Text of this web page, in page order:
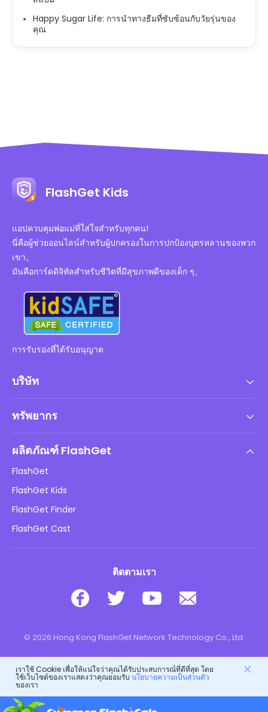
Happy Sugar Life: การนำทางธีมที่ซับซ้อนกับวัยรุ่นของ
คุณ
FlashGet Kids
แอปควบคุมพ่อแม่ที่ใส่ใจสำหรับทุกคน!
นี่คือผู้ช่วยออนไลน์สำหรับผู้ปกครองในการปกป้องบุตรหลานของพวก
เขา。
มันคือการ์ดดิจิทัลสำหรับชีวิตที่มีสุขภาพดีของเด็ก ๆ。
การรับรองที่ได้รับอนุญาต
บริษัท
นโยบาย DMCA
นโยบายความเป็นส่วนตัว
นโยบายการโฆษณา
อย่าขายข้อมูลของฉัน
ทรัพยากร
ความปลอดภัยของเด็กออนไลน์
ดาวน์โหลด
ผลิตภัณฑ์ FlashGet
FlashGet
FlashGet Kids
FlashGet Finder
FlashGet Cast
ติดตามเรา
© 2026 Hong Kong FlashGet Network Technology Co., Ltd.
เราใช้ Cookie เพื่อให้แน่ใจว่าคุณได้รับประสบการณ์ที่ดีที่สุด โดย
ใช้เว็บไซต์ของเราแสดงว่าคุณยอมรับ นโยบายความเป็นส่วนตัว
ของเรา